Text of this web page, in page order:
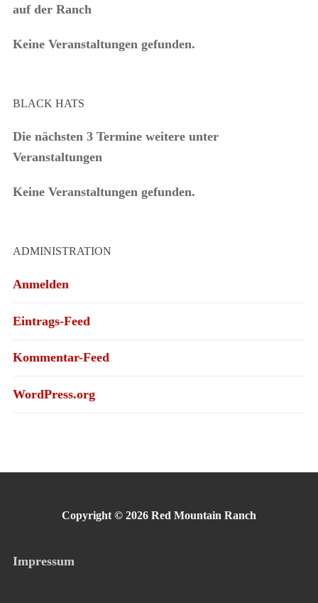
auf der Ranch
Keine Veranstaltungen gefunden.
BLACK HATS
Die nächsten 3 Termine weitere unter
Veranstaltungen
Keine Veranstaltungen gefunden.
ADMINISTRATION
Anmelden
Eintrags-Feed
Kommentar-Feed
WordPress.org
Copyright © 2026 Red Mountain Ranch
Impressum